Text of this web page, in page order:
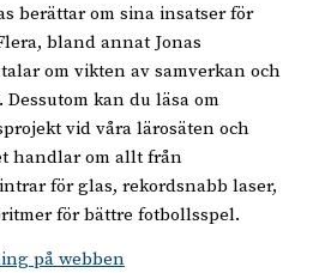
berättar om sina insatser för
bland annat Jonas
om vikten av samverkan och
kan du läsa om
vid våra lärosäten och
handlar om allt från
för glas, rekordsnabb laser,
för bättre fotbollsspel.
på webben